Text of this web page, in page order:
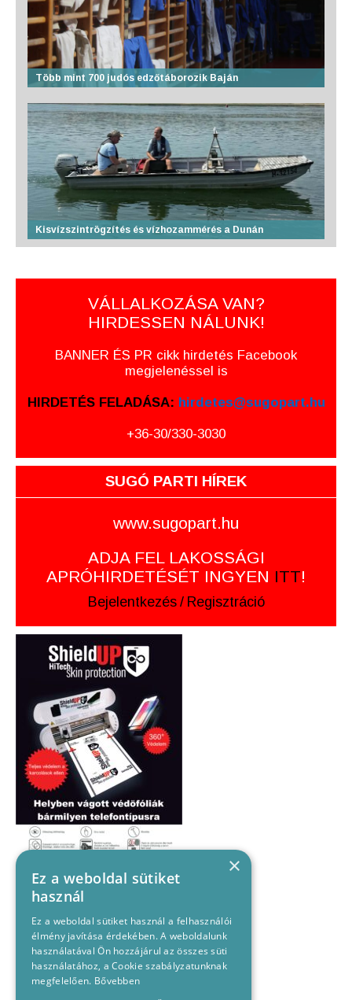
Több mint 700 judós edzőtáborozik Baján
Kisvízszintrögzítés és vízhozammérés a Dunán
VÁLLALKOZÁSA VAN?
HIRDESSEN NÁLUNK!
BANNER ÉS PR cikk hirdetés Facebook
megjelenéssel is
HIRDETÉS FELADÁSA: hirdetes@sugopart.hu
+36-30/330-3030
SUGÓ PARTI HÍREK
www.sugopart.hu
ADJA FEL LAKOSSÁGI
APRÓHIRDETÉSÉT INGYEN ITT!
Bejelentkezés / Regisztráció
×
Ez a weboldal sütiket
használ
Ez a weboldal sütiket használ a felhasználói
élmény javítása érdekében. A weboldalunk
használatával Ön hozzájárul az összes süti
használatához, a Cookie szabályzatunknak
megfelelően. Bővebben